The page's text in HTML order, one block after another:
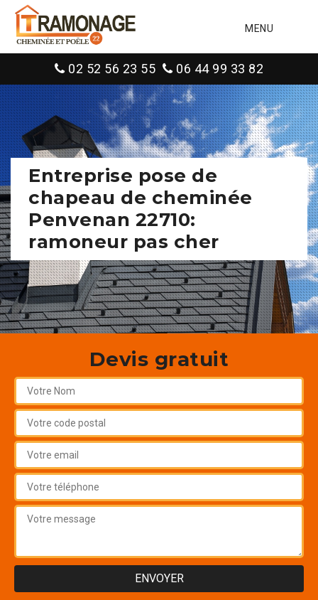
MENU
02 52 56 23 55 06 44 99 33 82
Entreprise pose de
chapeau de cheminée
Penvenan 22710:
ramoneur pas cher
Devis gratuit